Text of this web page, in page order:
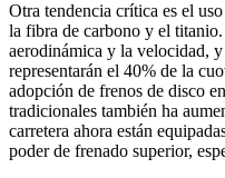
Otra tendencia crítica es el
la fibra de carbono y el
aerodinámica y la velocidad,
representarán el 40% de la
adopción de frenos de disco
tradicionales también ha
carretera ahora están
poder de frenado superior,